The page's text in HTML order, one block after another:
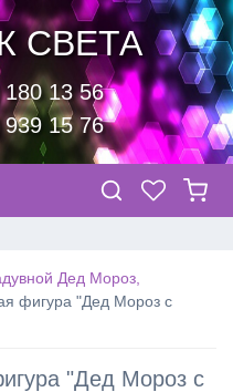
СВЕТА
180 13 56
939 15 76
Дед Мороз,
фигура "Дед Мороз с
"Дед Мороз с